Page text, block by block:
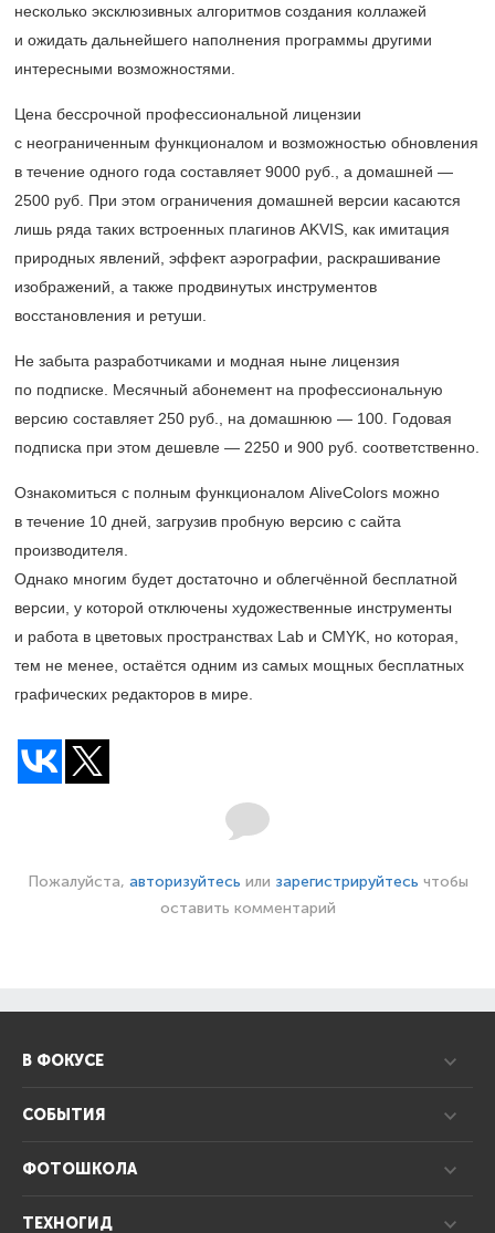
несколько эксклюзивных алгоритмов создания коллажей
и ожидать дальнейшего наполнения программы другими
интересными возможностями.
Цена бессрочной профессиональной лицензии
с неограниченным функционалом и возможностью обновления
в течение одного года составляет 9000 руб., а домашней —
2500 руб. При этом ограничения домашней версии касаются
лишь ряда таких встроенных плагинов AKVIS, как имитация
природных явлений, эффект аэрографии, раскрашивание
изображений, а также продвинутых инструментов
восстановления и ретуши.
Не забыта разработчиками и модная ныне лицензия
по подписке. Месячный абонемент на профессиональную
версию составляет 250 руб., на домашнюю — 100. Годовая
подписка при этом дешевле — 2250 и 900 руб. соответственно.
Ознакомиться с полным функционалом AliveColors можно
в течение 10 дней, загрузив пробную версию с сайта
производителя.
Однако многим будет достаточно и облегчённой бесплатной
версии, у которой отключены художественные инструменты
и работа в цветовых пространствах Lab и CMYK, но которая,
тем не менее, остаётся одним из самых мощных бесплатных
графических редакторов в мире.
Пожалуйста, авторизуйтесь или зарегистрируйтесь чтобы
оставить комментарий
В ФОКУСЕ
СОБЫТИЯ
ФОТОШКОЛА
ТЕХНОГИД